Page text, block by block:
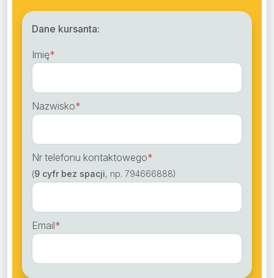
Dane kursanta:
Imię*
Nazwisko*
Nr telefonu kontaktowego*
(9 cyfr bez spacji, np. 794666888)
Email*